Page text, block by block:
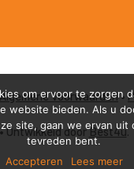
Algemene Voorwaarden•
Ontwikkeld doorBest4u.
om ervoor te zorgen
website bieden. Als u
site, gaan we ervan uit
tevreden bent.
Accepteren
Lees meer